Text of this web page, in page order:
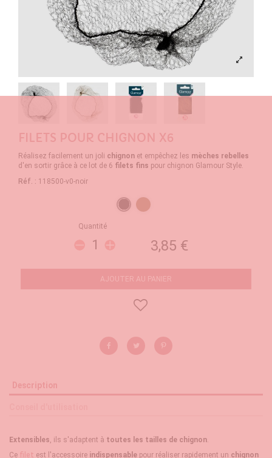
FILETS POUR CHIGNON X6
Réalisez facilement un joli chignon et empêchez les mèches rebelles
d'en sortir grâce à ce lot de 6 filets fins pour chignon Glamour Style.
Réf. : 118500-v0-noir
Noir Marron
Quantité
3,85 €
AJOUTER AU PANIER
Description
Extensibles , ils s'adaptent à toutes les tailles de chignon
Ce filet est l'accessoire indispensable pour réaliser rapidement un chignon